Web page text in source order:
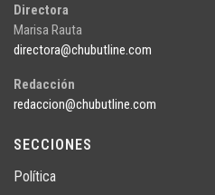
Directora
Marisa Rauta
directora@chubutline.com
Redacción
redaccion@chubutline.com
SECCIONES
Política